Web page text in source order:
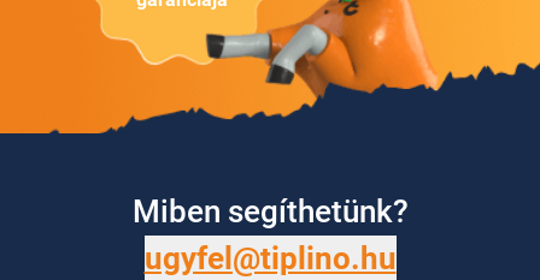
Miben segíthetünk?
ugyfel@tiplino.hu